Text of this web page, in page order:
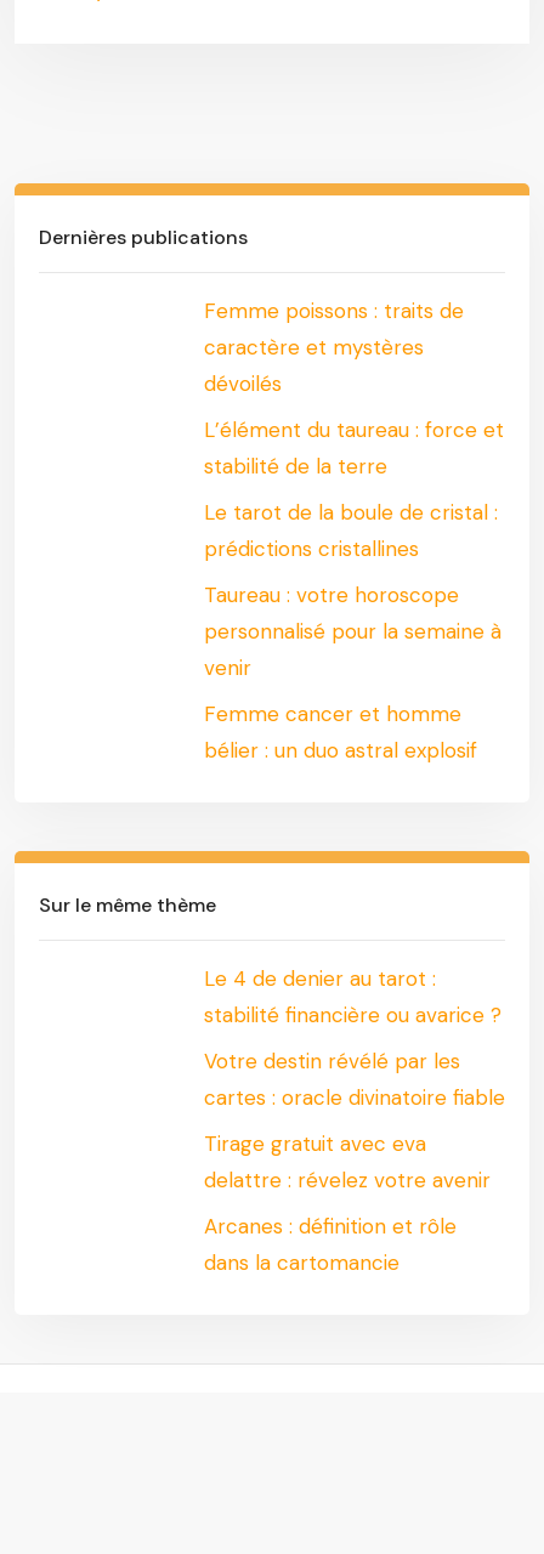
Dernières publications
Femme poissons : traits de
caractère et mystères
dévoilés
L’élément du taureau : force et
stabilité de la terre
Le tarot de la boule de cristal :
prédictions cristallines
Taureau : votre horoscope
personnalisé pour la semaine à
venir
Femme cancer et homme
bélier : un duo astral explosif
Sur le même thème
Le 4 de denier au tarot :
stabilité financière ou avarice ?
Votre destin révélé par les
cartes : oracle divinatoire fiable
Tirage gratuit avec eva
delattre : révelez votre avenir
Arcanes : définition et rôle
dans la cartomancie